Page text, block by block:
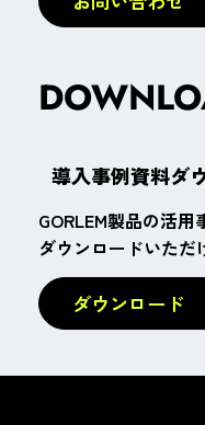
導入事例資料ダ
GORLEM製品の活用
ダウンロードいただ
ダウンロード